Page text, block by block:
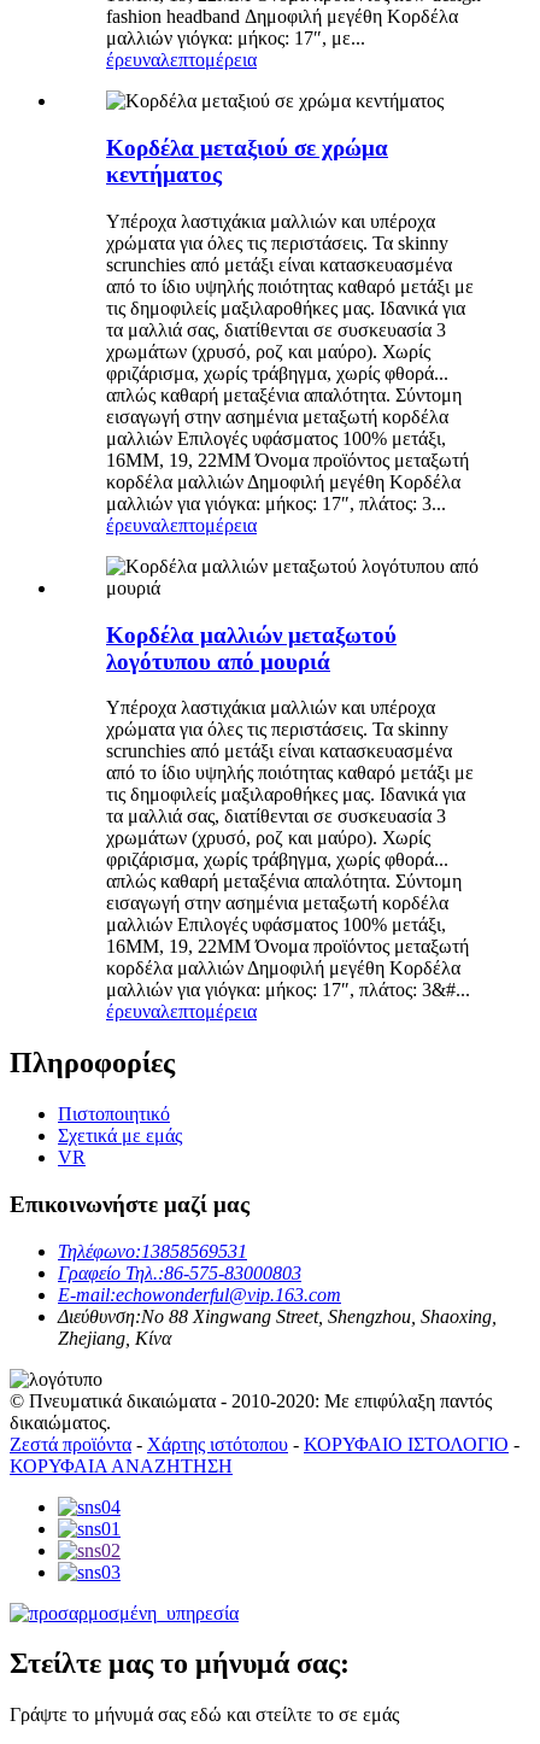
fashion headband Δημοφιλή μεγέθη Κορδέλα
μαλλιών γιόγκα: μήκος: 17″, με...
έρευναλεπτομέρεια
Κορδέλα μεταξιού σε χρώμα
κεντήματος
Υπέροχα λαστιχάκια μαλλιών και υπέροχα
χρώματα για όλες τις περιστάσεις. Τα skinny
scrunchies από μετάξι είναι κατασκευασμένα
από το ίδιο υψηλής ποιότητας καθαρό μετάξι με
τις δημοφιλείς μαξιλαροθήκες μας. Ιδανικά για
τα μαλλιά σας, διατίθενται σε συσκευασία 3
χρωμάτων (χρυσό, ροζ και μαύρο). Χωρίς
φριζάρισμα, χωρίς τράβηγμα, χωρίς φθορά...
απλώς καθαρή μεταξένια απαλότητα. Σύντομη
εισαγωγή στην ασημένια μεταξωτή κορδέλα
μαλλιών Επιλογές υφάσματος 100% μετάξι,
16MM, 19, 22MM Όνομα προϊόντος μεταξωτή
κορδέλα μαλλιών Δημοφιλή μεγέθη Κορδέλα
μαλλιών για γιόγκα: μήκος: 17″, πλάτος: 3...
έρευναλεπτομέρεια
Κορδέλα μαλλιών μεταξωτού
λογότυπου από μουριά
Υπέροχα λαστιχάκια μαλλιών και υπέροχα
χρώματα για όλες τις περιστάσεις. Τα skinny
scrunchies από μετάξι είναι κατασκευασμένα
από το ίδιο υψηλής ποιότητας καθαρό μετάξι με
τις δημοφιλείς μαξιλαροθήκες μας. Ιδανικά για
τα μαλλιά σας, διατίθενται σε συσκευασία 3
χρωμάτων (χρυσό, ροζ και μαύρο). Χωρίς
φριζάρισμα, χωρίς τράβηγμα, χωρίς φθορά...
απλώς καθαρή μεταξένια απαλότητα. Σύντομη
εισαγωγή στην ασημένια μεταξωτή κορδέλα
μαλλιών Επιλογές υφάσματος 100% μετάξι,
16MM, 19, 22MM Όνομα προϊόντος μεταξωτή
κορδέλα μαλλιών Δημοφιλή μεγέθη Κορδέλα
μαλλιών για γιόγκα: μήκος: 17″, πλάτος: 3&#...
έρευναλεπτομέρεια
Πληροφορίες
Πιστοποιητικό
Σχετικά με εμάς
VR
Επικοινωνήστε μαζί μας
Τηλέφωνο:13858569531
Γραφείο Τηλ.:86-575-83000803
E-mail:echowonderful@vip.163.com
Διεύθυνση:No 88 Xingwang Street, Shengzhou, Shaoxing,
Zhejiang, Κίνα
© Πνευματικά δικαιώματα - 2010-2020: Με επιφύλαξη παντός
δικαιώματος.
Ζεστά προϊόντα - Χάρτης ιστότοπου - ΚΟΡΥΦΑΙΟ ΙΣΤΟΛΟΓΙΟ -
ΚΟΡΥΦΑΙΑ ΑΝΑΖΗΤΗΣΗ
Στείλτε μας το μήνυμά σας:
Γράψτε το μήνυμά σας εδώ και στείλτε το σε εμάς